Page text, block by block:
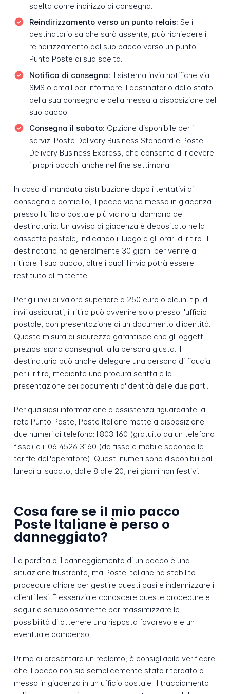
scelta come indirizzo di consegna.
Reindirizzamento verso un punto relais: Se il
destinatario sa che sarà assente, può richiedere il
reindirizzamento del suo pacco verso un punto
Punto Poste di sua scelta.
Notifica di consegna: Il sistema invia notifiche via
SMS o email per informare il destinatario dello stato
della sua consegna e della messa a disposizione del
suo pacco.
Consegna il sabato: Opzione disponibile per i
servizi Poste Delivery Business Standard e Poste
Delivery Business Express, che consente di ricevere
i propri pacchi anche nel fine settimana.
In caso di mancata distribuzione dopo i tentativi di
consegna a domicilio, il pacco viene messo in giacenza
presso l'ufficio postale più vicino al domicilio del
destinatario. Un avviso di giacenza è depositato nella
cassetta postale, indicando il luogo e gli orari di ritiro. Il
destinatario ha generalmente 30 giorni per venire a
ritirare il suo pacco, oltre i quali l'invio potrà essere
restituito al mittente.
Per gli invii di valore superiore a 250 euro o alcuni tipi di
invii assicurati, il ritiro può avvenire solo presso l'ufficio
postale, con presentazione di un documento d'identità.
Questa misura di sicurezza garantisce che gli oggetti
preziosi siano consegnati alla persona giusta. Il
destinatario può anche delegare una persona di fiducia
per il ritiro, mediante una procura scritta e la
presentazione dei documenti d'identità delle due parti.
Per qualsiasi informazione o assistenza riguardante la
rete Punto Poste, Poste Italiane mette a disposizione
due numeri di telefono: l'803 160 (gratuito da un telefono
fisso) e il 06 4526 3160 (da fisso e mobile secondo le
tariffe dell'operatore). Questi numeri sono disponibili dal
lunedì al sabato, dalle 8 alle 20, nei giorni non festivi.
Cosa fare se il mio pacco
Poste Italiane è perso o
danneggiato?
La perdita o il danneggiamento di un pacco è una
situazione frustrante, ma Poste Italiane ha stabilito
procedure chiare per gestire questi casi e indennizzare i
clienti lesi. È essenziale conoscere queste procedure e
seguirle scrupolosamente per massimizzare le
possibilità di ottenere una risposta favorevole e un
eventuale compenso.
Prima di presentare un reclamo, è consigliabile verificare
che il pacco non sia semplicemente stato ritardato o
messo in giacenza in un ufficio postale. Il tracciamento